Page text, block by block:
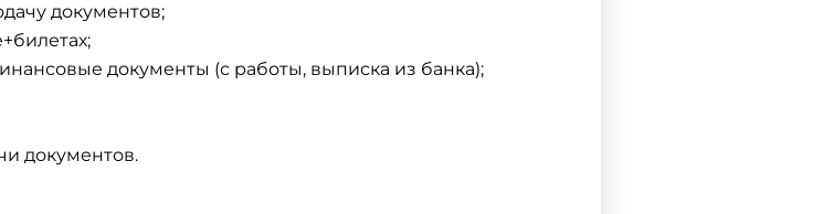
документов;
документы (с работы, выписка из банка);
документов.